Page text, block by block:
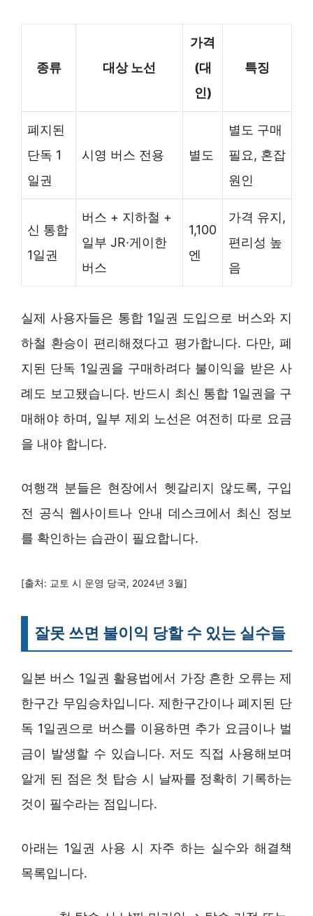
종류 대상 노선
가격
(대
인)
특징
폐지된
단독 1
일권
시영 버스 전용 별도
별도 구매
필요, 혼잡
원인
신 통합
1일권
버스 + 지하철 +
일부 JR·게이한
버스
1,100
엔
가격 유지,
편리성 높
음
실제 사용자들은 통합 1일권 도입으로 버스와 지
하철 환승이 편리해졌다고 평가합니다. 다만, 폐
지된 단독 1일권을 구매하려다 불이익을 받은 사
례도 보고됐습니다. 반드시 최신 통합 1일권을 구
매해야 하며, 일부 제외 노선은 여전히 따로 요금
을 내야 합니다.
여행객 분들은 현장에서 헷갈리지 않도록, 구입
전 공식 웹사이트나 안내 데스크에서 최신 정보
를 확인하는 습관이 필요합니다.
[출처: 교토 시 운영 당국, 2024년 3월]
잘못 쓰면 불이익 당할 수 있는 실수들
일본 버스 1일권 활용법에서 가장 흔한 오류는 제
한구간 무임승차입니다. 제한구간이나 폐지된 단
독 1일권으로 버스를 이용하면 추가 요금이나 벌
금이 발생할 수 있습니다. 저도 직접 사용해보며
알게 된 점은 첫 탑승 시 날짜를 정확히 기록하는
것이 필수라는 점입니다.
아래는 1일권 사용 시 자주 하는 실수와 해결책
목록입니다.